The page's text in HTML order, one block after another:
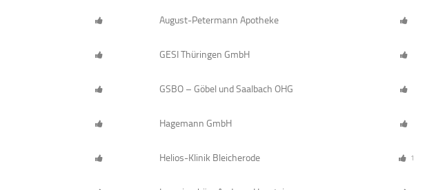
August-Petermann Apotheke
GESI Thüringen GmbH
GSBO – Göbel und Saalbach OHG
Hagemann GmbH
Helios-Klinik Bleicherode 1